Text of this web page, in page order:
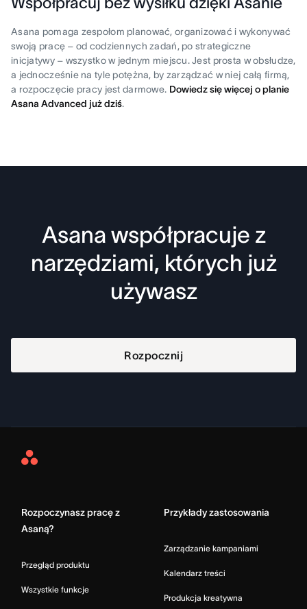
Asana pomaga zespołom planować, organizować i wykonywać
swoją pracę – od codziennych zadań, po strategiczne
inicjatywy – wszystko w jednym miejscu. Jest prosta w obsłudze,
a jednocześnie na tyle potężna, by zarządzać w niej całą firmą,
a rozpoczęcie pracy jest darmowe. Dowiedz się więcej o planie
Asana Advanced już dziś.
Asana współpracuje z
narzędziami, których już
używasz
Rozpocznij
Asana
Rozpoczynasz pracę z
Asaną?
Przegląd produktu
Wszystkie funkcje
Przykłady zastosowania
Zarządzanie kampaniami
Kalendarz treści
Produkcja kreatywna